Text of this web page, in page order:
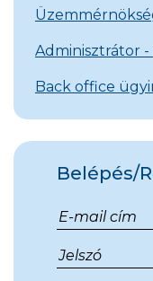
Adminisztrátor -
Back office
Belépés/